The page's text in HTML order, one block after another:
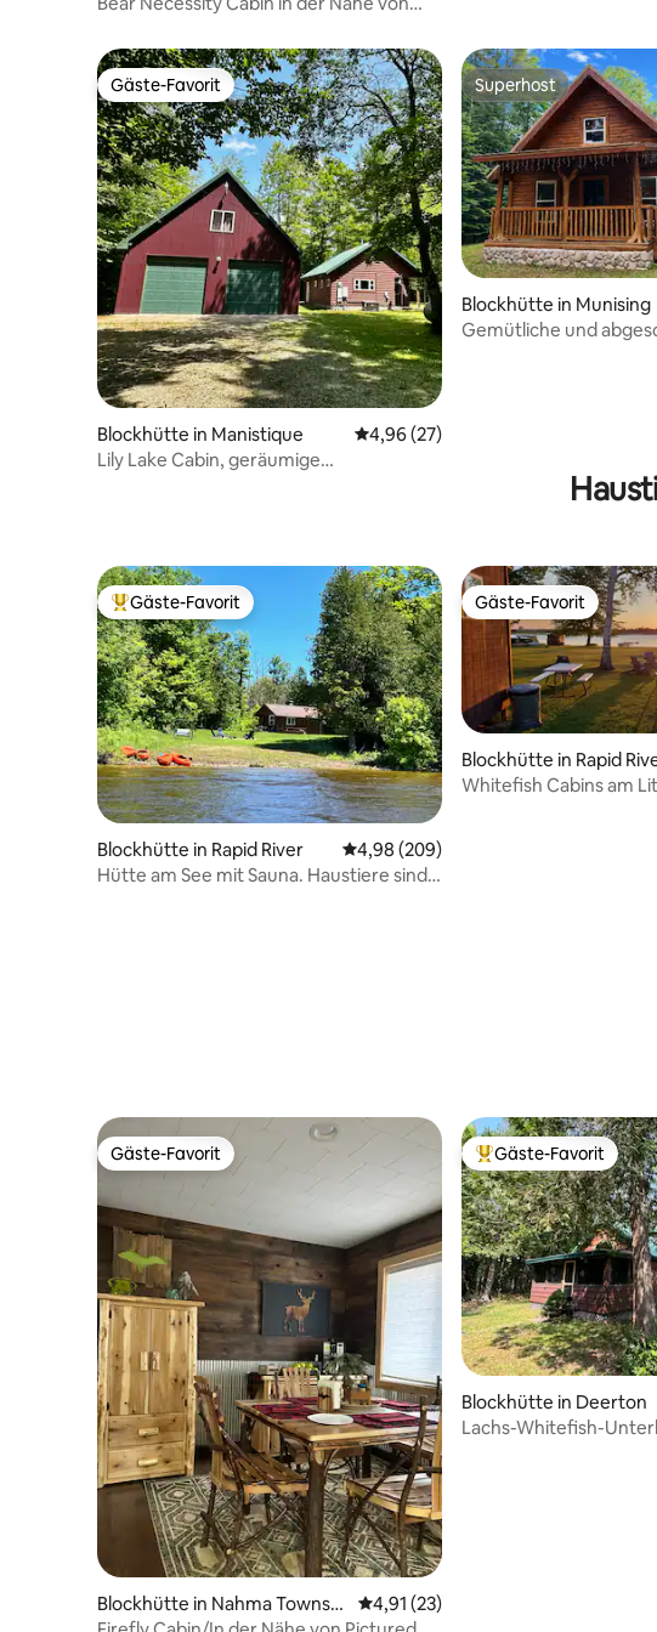
Gäste-Favorit
Gäste-Favorit
Blockhütte in Manistique Durchschnittliche Bewertung: 4,96
4,96 (27)
Lily Lake Cabin, geräumige
Superhost
Superhost
Blockhütte in Munising
Gemütliche und
Beliebter Gäste-Favorit.
Gäste-Favorit
Blockhütte in Rapid River Durchschnittliche Bewertung: 4,98
4,98 (209)
Hütte am See mit Sauna. Haustiere sind
Gäste-Favorit
Gäste-Favorit
Blockhütte in Rapid
Whitefish Cabins am
Gäste-Favorit
Gäste-Favorit
Blockhütte in Nahma Townshi
p
Durchschnittliche Bewertung: 4,91
4,91 (23)
Beliebter Gäste-
Gäste-Favorit
Blockhütte in Deerton
Lachs-Whitefish-